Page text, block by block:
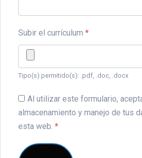
Subir el currículum *
Tipo(s) permitido(s): .pdf, .doc, .docx
Al utilizar este formulario,
almacenamiento y manejo de tus
esta web. *